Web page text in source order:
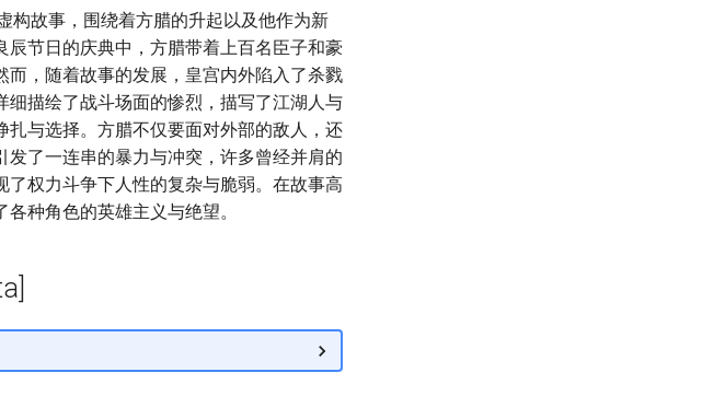
构故事，围绕着方腊的升起以及他作为新
节日的庆典中，方腊带着上百名臣子和豪
，随着故事的发展，皇宫内外陷入了杀戮
描绘了战斗场面的惨烈，描写了江湖人与
与选择。方腊不仅要面对外部的敌人，还
了一连串的暴力与冲突，许多曾经并肩的
权力斗争下人性的复杂与脆弱。在故事高
种角色的英雄主义与绝望。